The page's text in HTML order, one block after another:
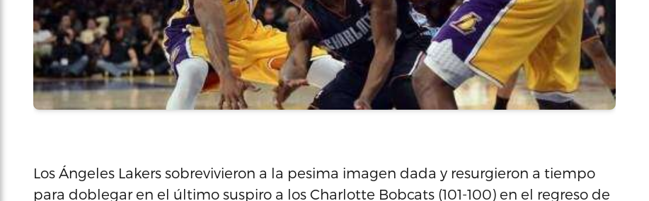
Los Ángeles Lakers sobrevivieron a la pesima imagen dada y resurgieron a tiempo
para doblegar en el último suspiro a los Charlotte Bobcats (101-100) en el regreso de